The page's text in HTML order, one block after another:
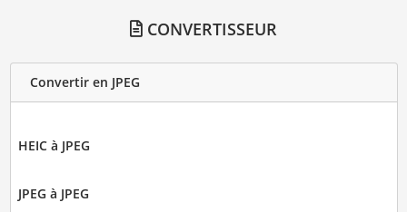
CONVERTISSEUR
Convertir en JPEG
HEIC à JPEG
JPEG à JPEG